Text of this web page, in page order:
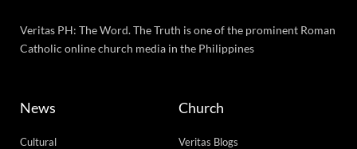
Veritas PH: The Word. The Truth is one of the prominent Roman
Catholic online church media in the Philippines
News
Cultural
Church
Veritas Blogs